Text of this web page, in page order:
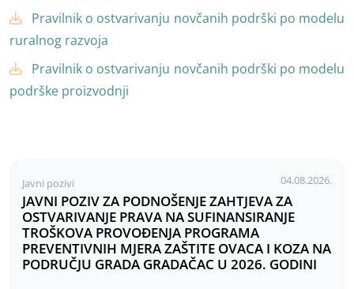
Pravilnik o ostvarivanju novčanih podrški po modelu
ruralnog razvoja
Pravilnik o ostvarivanju novčanih podrški po modelu
podrške proizvodnji
Javni pozivi 04.08.2026.
JAVNI POZIV ZA PODNOŠENJE ZAHTJEVA ZA
OSTVARIVANJE PRAVA NA SUFINANSIRANJE
TROŠKOVA PROVOĐENJA PROGRAMA
PREVENTIVNIH MJERA ZAŠTITE OVACA I KOZA NA
PODRUČJU GRADA GRADAČAC U 2026. GODINI